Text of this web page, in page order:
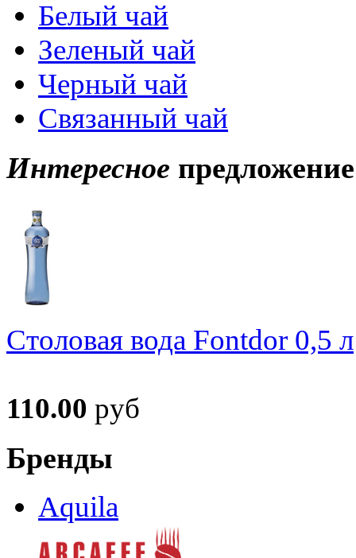
Белый чай
Зеленый чай
Черный чай
Связанный чай
Интересное предложение
Столовая вода Fontdor 0,5 л
110.00 руб
Бренды
Aquila